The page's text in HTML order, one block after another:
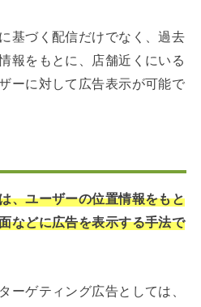
基づく配信だけでなく、過去
報をもとに、店舗近くにいる
ーに対して広告表示が可能で
、ユーザーの位置情報をもと
などに広告を表示する手法で
ーゲティング広告としては、